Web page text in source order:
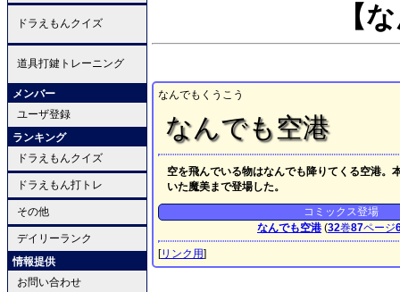
ドラえもんクイズ
道具打鍵トレーニング
メンバー
ユーザ登録
ランキング
ドラえもんクイズ
ドラえもん打トレ
その他
デイリーランク
情報提供
お問い合わせ
【
なんでもくうこう
なんでも空港
空を飛んでいる物はなんでも降りてくる空港。
いた魔美まで登場した。
コミックス登場
なんでも空港 (32巻87ページ
[リンク用]